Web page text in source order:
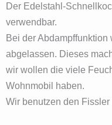
Der Edelstahl-
verwendbar.
Bei der
abgelassen. Dieses
wir wollen die viele
Wohnmobil haben.
Wir benutzen den Fissler